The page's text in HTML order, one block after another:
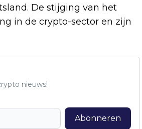
De stijging van het
in de crypto-sector en zijn
nieuws!
Abonneren